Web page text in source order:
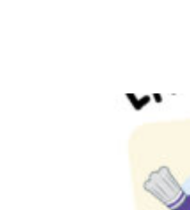
activités
pêchés est